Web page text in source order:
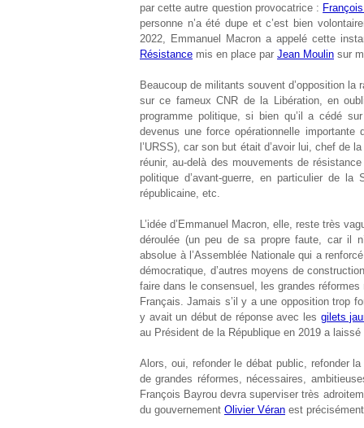
par cette autre question provocatrice :
personne n’a été dupe et c’est bien
2022, Emmanuel Macron a appelé cette
Résistance mis en place par Jean Moulin sur
Beaucoup de militants souvent d’opposition
sur ce fameux CNR de la Libération, en
programme politique, si bien qu’il a cédé
devenus une force opérationnelle importante
l’URSS), car son but était d’avoir lui, chef de
réunir, au-delà des mouvements de
politique d’avant-guerre, en particulier de
républicaine, etc.
L’idée d’Emmanuel Macron, elle, reste très
déroulée (un peu de sa propre faute, car il
absolue à l’Assemblée Nationale qui a
démocratique, d’autres moyens de
faire dans le consensuel, les grandes
Français. Jamais s’il y a une opposition trop
y avait un début de réponse avec les gilets
au Président de la République en 2019 a
Alors, oui, refonder le débat public, refonder
de grandes réformes, nécessaires,
François Bayrou devra superviser très
du gouvernement Olivier Véran est